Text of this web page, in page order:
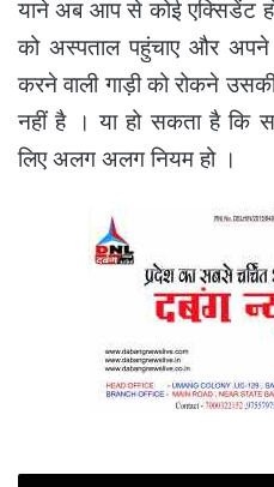
याने अब आप से कोई एक्सिडेंट
को अस्पताल पहुंचाए और
करने वाली गाड़ी को रोकने
नहीं है । या हो सकता है कि
लिए अलग अलग नियम हो ।